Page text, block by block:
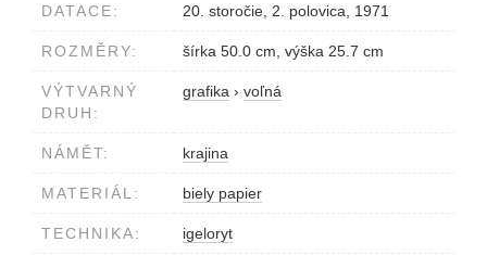
DATACE: 20. storočie, 2. polovica, 1971
ROZMĚRY: šírka 50.0 cm, výška 25.7 cm
VÝTVARNÝ
DRUH:
grafika › voľná
NÁMĚT: krajina
MATERIÁL: biely papier
TECHNIKA: igeloryt